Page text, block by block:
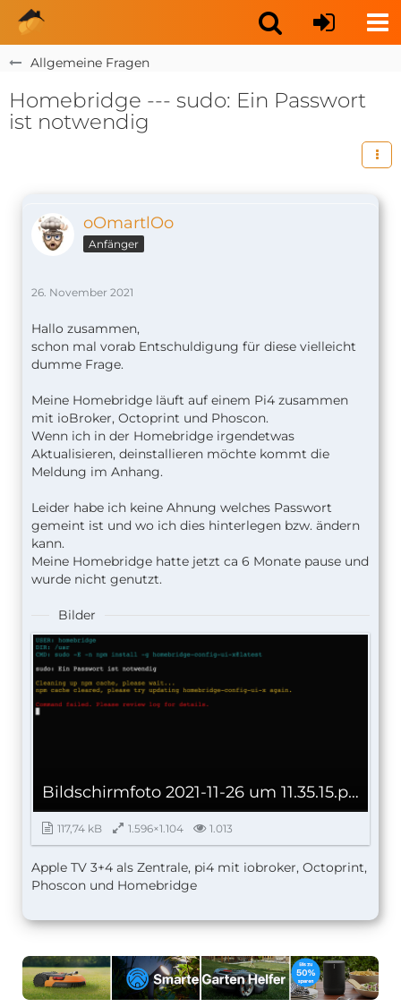
Allgemeine Fragen
Homebridge --- sudo: Ein Passwort
ist notwendig
oOmartlOo
Anfänger
26. November 2021
Hallo zusammen,
schon mal vorab Entschuldigung für diese vielleicht
dumme Frage.
Meine Homebridge läuft auf einem Pi4 zusammen
mit ioBroker, Octoprint und Phoscon.
Wenn ich in der Homebridge irgendetwas
Aktualisieren, deinstallieren möchte kommt die
Meldung im Anhang.
Leider habe ich keine Ahnung welches Passwort
gemeint ist und wo ich dies hinterlegen bzw. ändern
kann.
Meine Homebridge hatte jetzt ca 6 Monate pause und
wurde nicht genutzt.
Bilder
Bildschirmfoto 2021-11-26 um 11.35.15.png
117,74 kB 1.596×1.104 1.013
Apple TV 3+4 als Zentrale, pi4 mit iobroker, Octoprint,
Phoscon und Homebridge